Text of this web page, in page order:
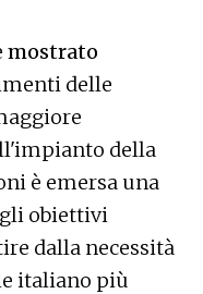
mostrato
delle
della
è emersa una
obiettivi
dalla necessità
italiano più